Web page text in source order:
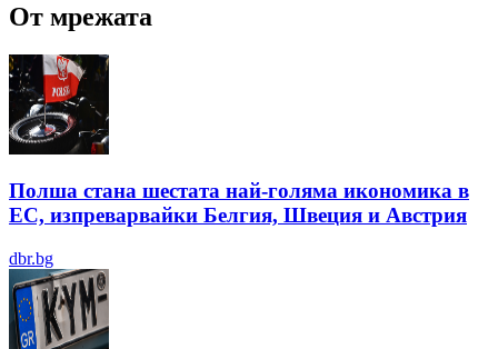
От мрежата
Полша стана шестата най-голяма икономика в
ЕС, изпреварвайки Белгия, Швеция и Австрия
dbr.bg